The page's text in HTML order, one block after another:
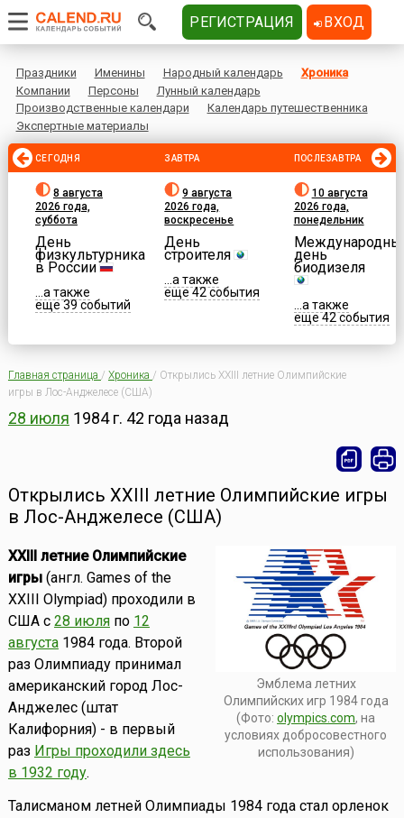
Праздники Именины Народный календарь
Хроника
Компании
Персоны
Лунный календарь
Производственные календари
Календарь путешественника
Экспертные материалы
СЕГОДНЯ
8 августа
2026 года,
суббота
День
физкультурника
в России
...а также
еще 39 событий
ЗАВТРА
9 августа
2026 года,
воскресенье
День
строителя
...а также
еще 42 события
ПОСЛЕЗАВТРА
10 августа
2026 года,
понедельник
день
биодизеля
...а также
еще 42 события
Главная страница / Хроника / Открылись XXIII летние Олимпийские
игры в Лос-Анджелесе (США)
28 июля 1984 г. 42 года назад
Открылись XXIII летние Олимпийские игры
в Лос-Анджелесе (США)
Эмблема летних
Олимпийских игр 1984 года
(Фото:olympics.com, на
условиях добросовестного
использования)
XXIII летние Олимпийские
игры(англ. Games of the
XXIII Olympiad) проходили в
США с 28 июляпо 12
августа1984 года. Второй
раз Олимпиаду принимал
американский город Лос-
Анджелес (штат
Калифорния) - в первый
раз Игры проходили здесь
в 1932 году.
Талисманом летней Олимпиады 1984 года стал орленок
РЕГИСТРАЦИЯ ВХОД